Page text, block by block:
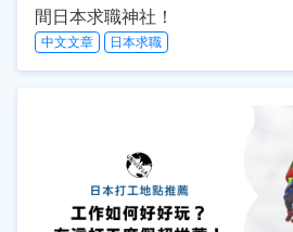
間日本求職神社！
中文文章 日本求職